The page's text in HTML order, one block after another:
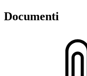
Documenti